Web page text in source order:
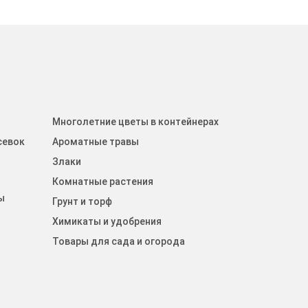
Многолетние цветы в контейнерах
Ароматные травы
Злаки
Комнатные растения
Грунт и торф
Химикаты и удобрения
Товары для сада и огорода